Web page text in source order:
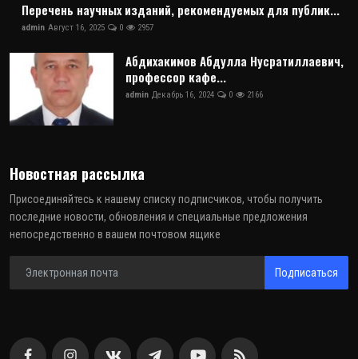
Перечень научных изданий, рекомендуемых для публик...
admin Август 16, 2025 0 2957
Абдихакимов Абдулла Нусратиллаевич,
профессор кафе...
admin Декабрь 16, 2024 0 2166
Новостная рассылка
Присоединяйтесь к нашему списку подписчиков, чтобы получить
последние новости, обновления и специальные предложения
непосредственно в вашем почтовом ящике
Подписаться